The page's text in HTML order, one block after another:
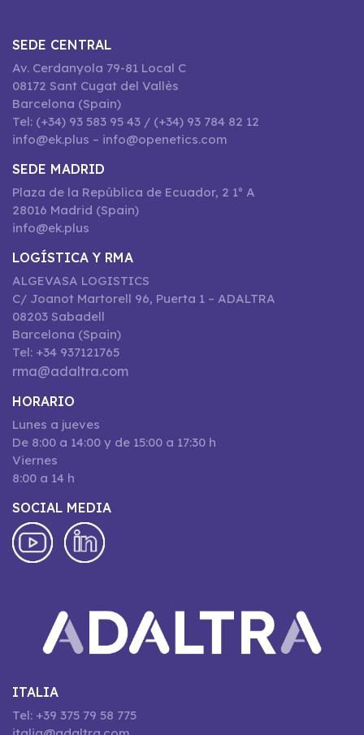
SEDE CENTRAL
Av. Cerdanyola 79-81 Local C
08172 Sant Cugat del Vallès
Barcelona (Spain)
Tel: (+34) 93 583 95 43 / (+34) 93 784 82 12
info@ek.plus – info@openetics.com
SEDE MADRID
Plaza de la República de Ecuador, 2 1º A
28016 Madrid (Spain)
info@ek.plus
LOGÍSTICA Y RMA
ALGEVASA LOGISTICS
C/ Joanot Martorell 96, Puerta 1 – ADALTRA
08203 Sabadell
Barcelona (Spain)
Tel: +34 937121765
rma@adaltra.com
HORARIO
Lunes a jueves
De 8:00 a 14:00 y de 15:00 a 17:30 h
Viernes
8:00 a 14 h
SOCIAL MEDIA
ITALIA
Tel: +39 375 79 58 775